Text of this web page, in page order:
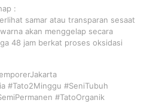
:
samar atau transparan sesaat
akan menggelap secara
48 jam berkat proses oksidasi
#Tato2Minggu #SeniTubuh
#TatoOrganik